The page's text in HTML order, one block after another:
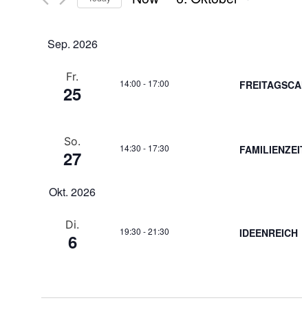
Sep. 2026
Fr.
25 14:00 - 17:00
So.
27 14:30 - 17:30
Okt. 2026
Di.
6 19:30 -21:30 IDEENREICH